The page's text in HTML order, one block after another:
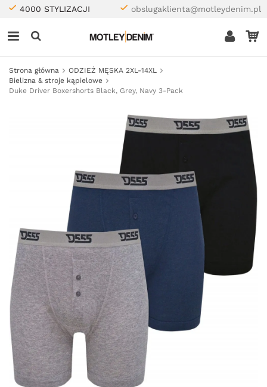
4000 STYLIZACJI obslugaklienta@motleydenim.pl
Strona główna
ODZIEŻ MĘSKA 2XL-14XL
Bielizna & stroje kąpielowe
Duke Driver Boxershorts Black, Grey, Navy 3-Pack